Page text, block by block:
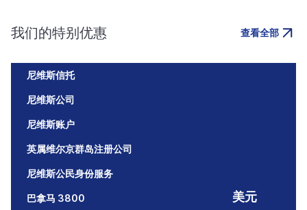
我们的特别优惠 查看全部
尼维斯信托
尼维斯公司
尼维斯账户
英属维尔京群岛注册公司
尼维斯公民身份服务
巴拿马 3800 美元